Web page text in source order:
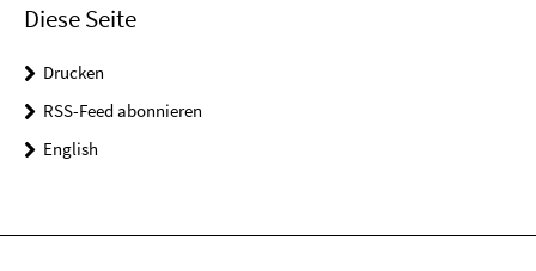
Diese Seite
Drucken
RSS-Feed abonnieren
English